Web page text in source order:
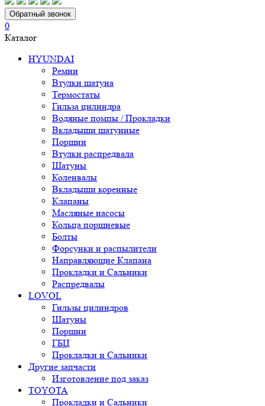
Обратный звонок
0
Каталог
HYUNDAI
Ремни
Втулки шатуна
Термостаты
Гильза цилиндра
Водяные помпы / Прокладки
Вкладыши шатунные
Поршни
Втулки распредвала
Шатуны
Коленвалы
Вкладыши коренные
Клапаны
Масляные насосы
Кольца поршневые
Болты
Форсунки и распылители
Направляющие Клапана
Прокладки и Сальники
Распредвалы
LOVOL
Гильзы цилиндров
Шатуны
Поршни
ГБЦ
Прокладки и Сальники
Другие запчасти
Изготовление под заказ
TOYOTA
Прокладки и Сальники